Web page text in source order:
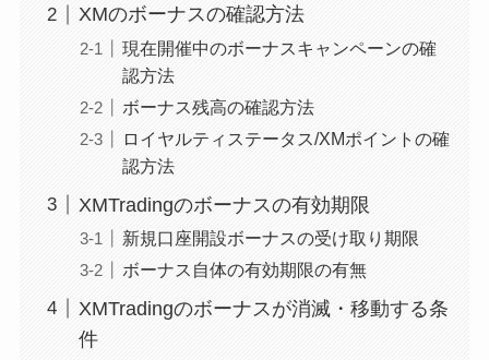
XMのボーナスの確認方法
現在開催中のボーナスキャンペーンの確
認方法
ボーナス残高の確認方法
ロイヤルティステータス/XMポイントの確
認方法
XMTradingのボーナスの有効期限
新規口座開設ボーナスの受け取り期限
ボーナス自体の有効期限の有無
XMTradingのボーナスが消滅・移動する条
件